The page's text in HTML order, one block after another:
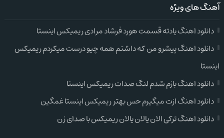
آهنگ های ویژه
دانلود اهنگ یادته قسمت هورد فرشاد مرادی ریمیکس اینستا
دانلود اهنگ پیشرو من که داشتم همه چیو درست میکردم ریمیکس
اینستا
دانلود اهنگ بازم شدم لنگ صدات ریمیکس اینستا
دانلود اهنگ ازت میگیرم حس بهتر ریمیکس اینستا غمگین
دانلود اهنگ ترکی الان یالان یالان ریمیکس با صدای زن